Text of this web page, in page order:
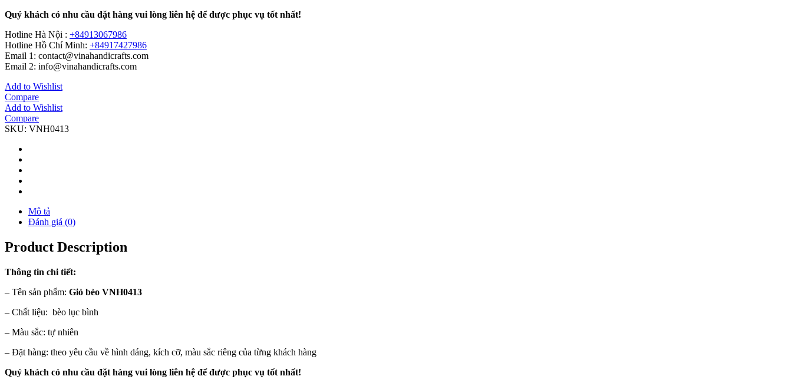
Quý khách có nhu cầu đặt hàng vui lòng liên hệ để được phục vụ tốt nhất!
Hotline Hà Nội : +84913067986
Hotline Hồ Chí Minh: +84917427986
Email 1: contact@vinahandicrafts.com
Email 2: info@vinahandicrafts.com
Add to Wishlist
Compare
Add to Wishlist
Compare
SKU: VNH0413
Mô tả
Đánh giá (0)
Product Description
Thông tin chi tiết:
– Tên sản phẩm: Giỏ bèo VNH0413
– Chất liệu: bèo lục bình
– Màu sắc: tự nhiên
– Đặt hàng: theo yêu cầu về hình dáng, kích cỡ, màu sắc riêng của từng khách hàng
Quý khách có nhu cầu đặt hàng vui lòng liên hệ để được phục vụ tốt nhất!